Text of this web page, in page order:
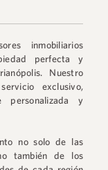
inmobiliarios
perfecta y
Nuestro
exclusivo,
personalizada y
no solo de las
también de los